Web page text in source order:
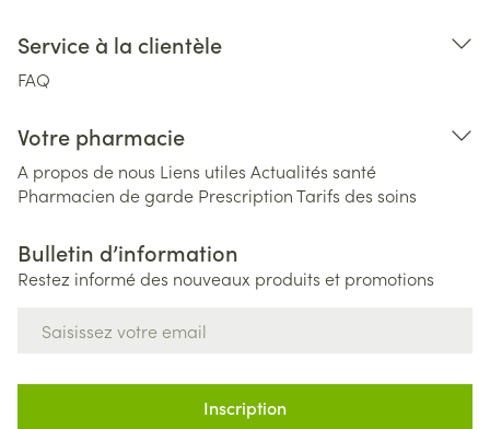
Service à la clientèle
FAQ
Votre pharmacie
A propos de nous Liens utiles Actualités santé
Pharmacien de garde PrescriptionTarifs des soins
Bulletin d’information
Restez informé des nouveaux produits et promotions
Inscription